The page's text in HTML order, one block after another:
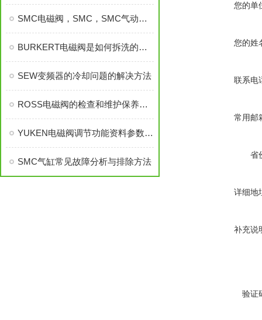
SMC电磁阀，SMC，SMC气动元件，SMC气缸
BURKERT电磁阀是如何拆洗的？你看完就知道
SEW变频器的冷却问题的解决方法
ROSS电磁阀的检查和维护保养都各有什么
YUKEN电磁阀调节功能资料参数分为哪些
SMC气缸常见故障分析与排除方法
您的单
您的姓
联系电
常用邮
省
详细地
补充说
验证